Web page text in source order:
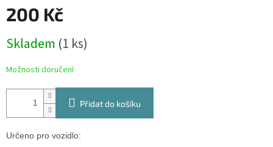
200 Kč
cena:
Skladem (1 ks)
Možnosti doručení
Přidat do košíku
Určeno pro vozidlo: